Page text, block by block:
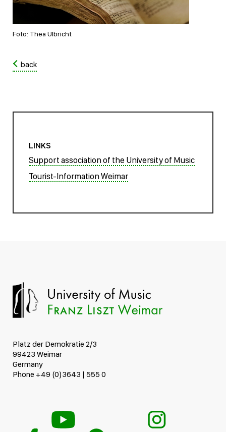
Foto: Thea Ulbricht
back
LINKS
Support association of the University of Music
Tourist-Information Weimar
Platz der Demokratie 2/3
99423 Weimar
Germany
Phone +49 (0)3643 | 555 0